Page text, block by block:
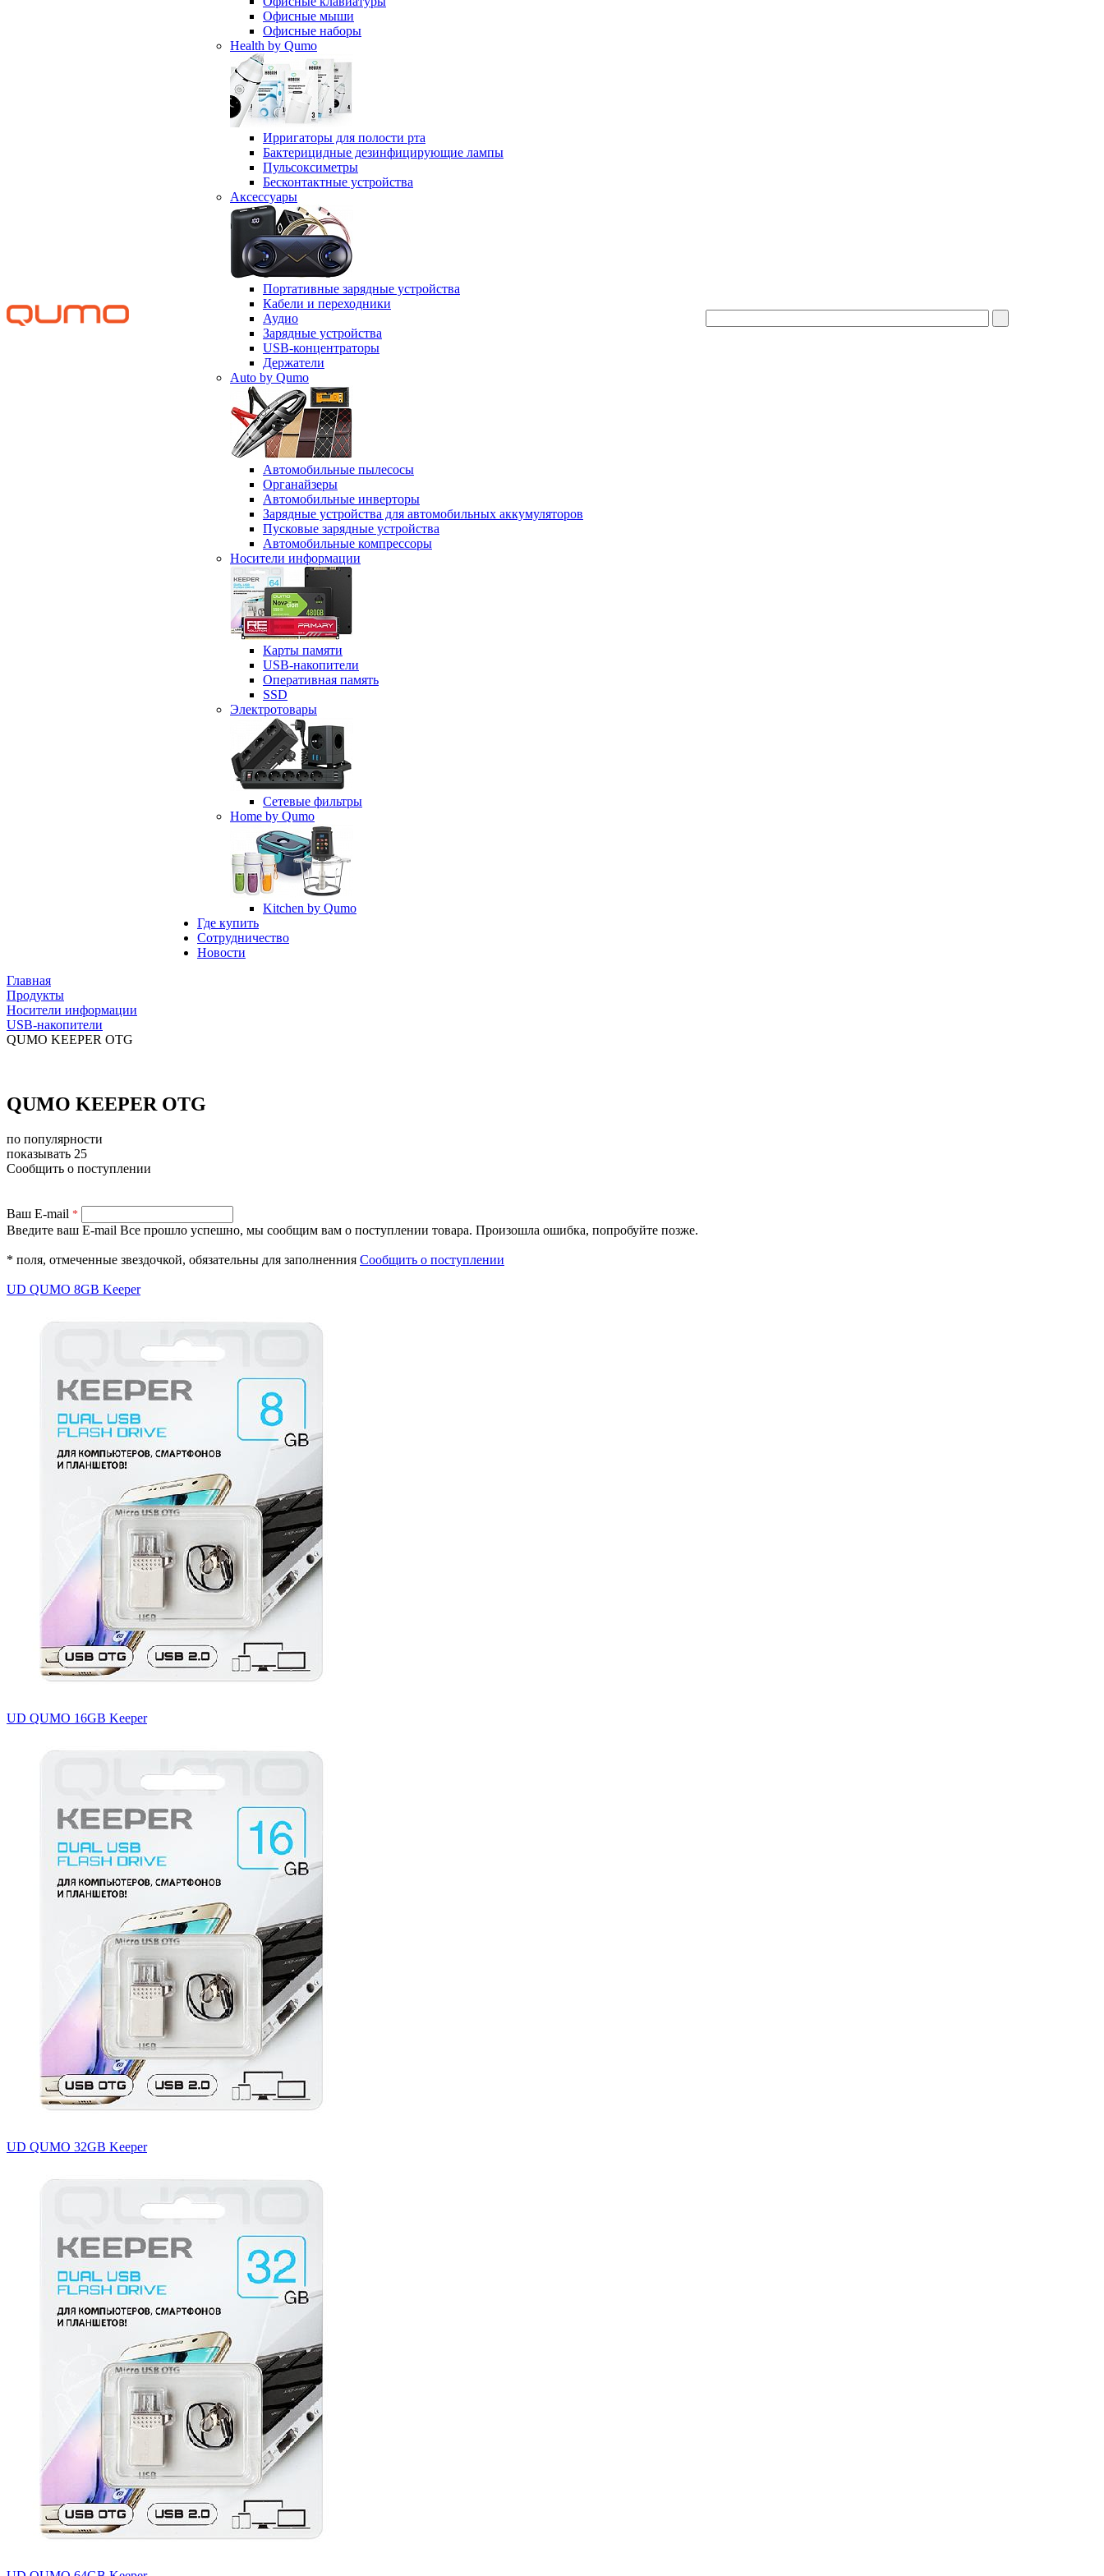
Офисные мыши
Офисные наборы
Health by Qumo
Ирригаторы для полости рта
Бактерицидные дезинфицирующие лампы
Пульсоксиметры
Бесконтактные устройства
Аксессуары
Портативные зарядные устройства
Кабели и переходники
Аудио
Зарядные устройства
USB-концентраторы
Держатели
Auto by Qumo
Автомобильные пылесосы
Органайзеры
Автомобильные инверторы
Зарядные устройства для автомобильных аккумуляторов
Пусковые зарядные устройства
Автомобильные компрессоры
Носители информации
Карты памяти
USB-накопители
Оперативная память
SSD
Электротовары
Сетевые фильтры
Home by Qumo
Kitchen by Qumo
Где купить
Сотрудничество
Новости
Главная
Продукты
Носители информации
USB-накопители
QUMO KEEPER OTG
QUMO KEEPER OTG
по популярности
показывать 25
Сообщить о поступлении
Ваш E-mail *
Введите ваш E-mail Все прошло успешно, мы сообщим вам о поступлении товара. Произошла ошибка, попробуйте позже.
* поля, отмеченные звездочкой, обязательны для заполненния Сообщить о поступлении
UD QUMO 8GB Keeper
UD QUMO 16GB Keeper
UD QUMO 32GB Keeper